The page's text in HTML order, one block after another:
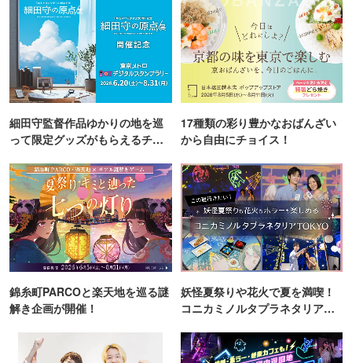
細田守監督作品ゆかりの地を巡
って限定グッズがもらえるチャ
17種類の彩り豊かなおばんざい
から自由にチョイス！
錦糸町PARCOと楽天地を巡る謎
解き企画が開催！
妖怪夏祭りや花火で夏を満喫！
コニカミノルタプラネタリア